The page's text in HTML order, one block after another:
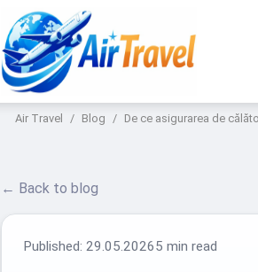
Air Travel Blog De ce asigurarea de
← Back to blog
Published: 29.05.20265 min read